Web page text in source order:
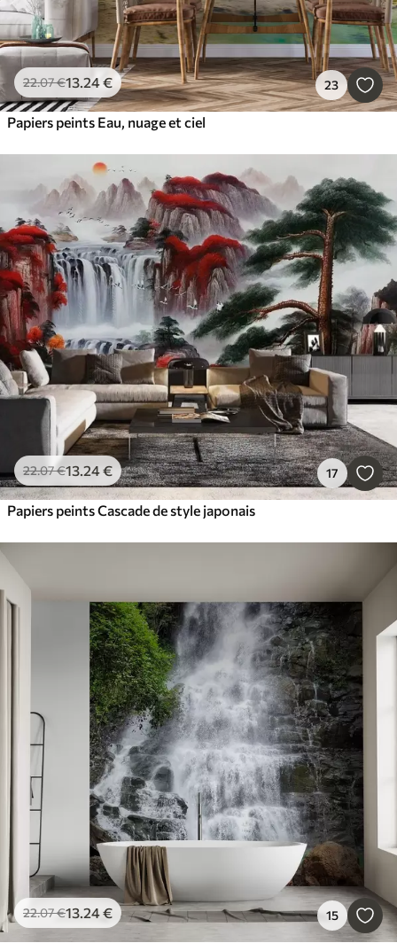
22.07€13 .24€ 23
Papiers peints Eau, nuage et ciel
22.07€13.24€ 17
Papiers peints Cascade de style japonais
22.07€13.24€ 15